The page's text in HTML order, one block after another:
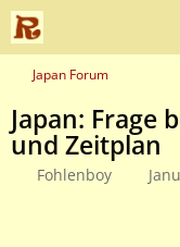
Japan Forum
Japan: Frage
und Zeitplan
Fohlenboy